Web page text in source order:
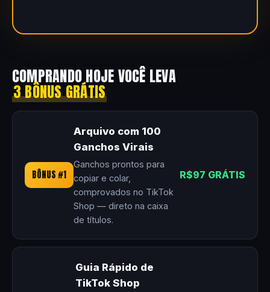
COMPRANDO HOJE VOCÊ LEVA
3 BÔNUS GRÁTIS
BÔNUS #1
Arquivo com 100
Ganchos Virais
Ganchos prontos para
copiar e colar,
comprovados no TikTok
Shop — direto na caixa
de títulos.
R$97 GRÁTIS
Guia Rápido de
TikTok Shop